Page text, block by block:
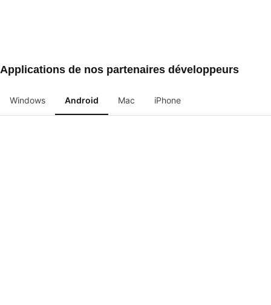
Applications de nos partenaires développeurs
Windows Android Mac iPhone